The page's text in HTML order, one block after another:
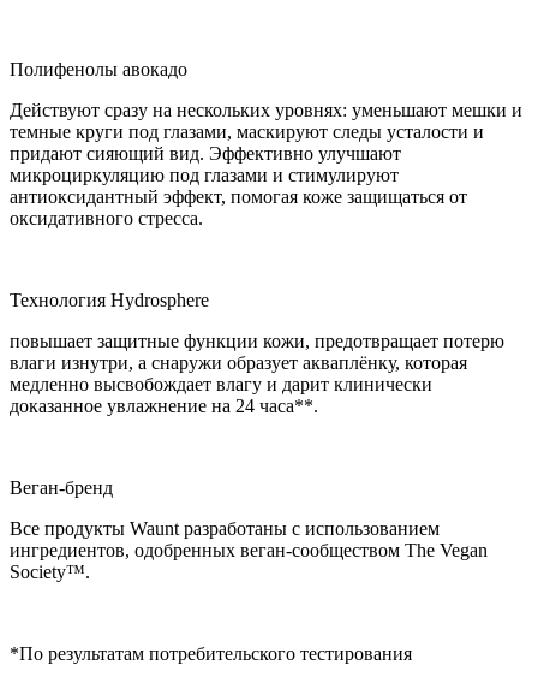
Полифенолы авокадо
Действуют сразу на нескольких уровнях: уменьшают мешки и
темные круги под глазами, маскируют следы усталости и
придают сияющий вид. Эффективно улучшают
микроциркуляцию под глазами и стимулируют
антиоксидантный эффект, помогая коже защищаться от
оксидативного стресса.
Технология Hydrosphere
повышает защитные функции кожи, предотвращает потерю
влаги изнутри, а снаружи образует акваплёнку, которая
медленно высвобождает влагу и дарит клинически
доказанное увлажнение на 24 часа**.
Веган-бренд
Все продукты Waunt разработаны с использованием
ингредиентов, одобренных веган-сообществом The Vegan
Society™.
*По результатам потребительского тестирования